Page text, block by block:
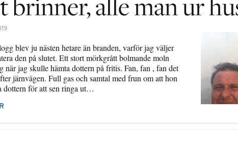
blev ju nästen hetare än branden, varför jag väljer
den på slutet. Ett stort mörkgrått bolmande moln
när jag skulle hämta dottern på fritis. Fan, fan , fan det
järnvägen. Full gas och samtal med frun om att hon
dottern för att sen ringa ut…